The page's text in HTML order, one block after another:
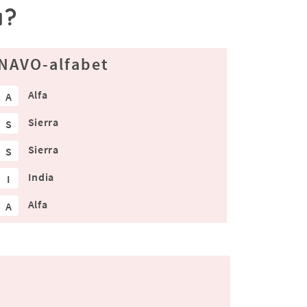
alfabet
A Alfa
S Sierra
S Sierra
I India
A Alfa